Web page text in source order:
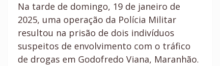
Na tarde de domingo, 19 de janeiro de
2025, uma operação da Polícia Militar
resultou na prisão de dois indivíduos
suspeitos de envolvimento com o tráfico
de drogas em Godofredo Viana, Maranhão.